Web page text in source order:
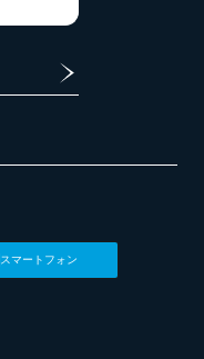
スマートフォン